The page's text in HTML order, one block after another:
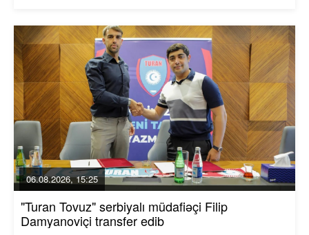
06.08.2026, 15:25
"Turan Tovuz" serbiyalı müdafiəçi Filip
Damyanoviçi transfer edib